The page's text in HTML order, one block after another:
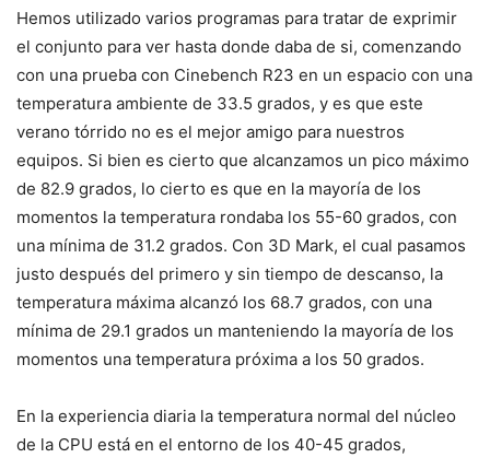
Hemos utilizado varios programas para tratar de exprimir
el conjunto para ver hasta donde daba de si, comenzando
con una prueba con Cinebench R23 en un espacio con una
temperatura ambiente de 33.5 grados, y es que este
verano tórrido no es el mejor amigo para nuestros
equipos. Si bien es cierto que alcanzamos un pico máximo
de 82.9 grados, lo cierto es que en la mayoría de los
momentos la temperatura rondaba los 55-60 grados, con
una mínima de 31.2 grados. Con 3D Mark, el cual pasamos
justo después del primero y sin tiempo de descanso, la
temperatura máxima alcanzó los 68.7 grados, con una
mínima de 29.1 grados un manteniendo la mayoría de los
momentos una temperatura próxima a los 50 grados.
En la experiencia diaria la temperatura normal del núcleo
de la CPU está en el entorno de los 40-45 grados,